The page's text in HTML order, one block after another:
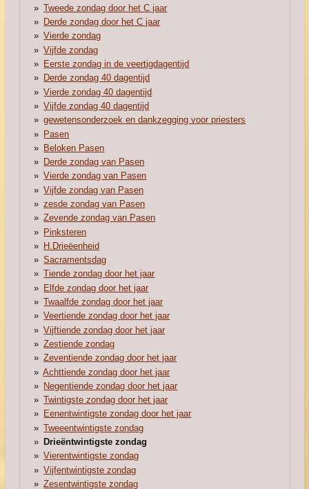
Tweede zondag door het C jaar
Derde zondag door het C jaar
Vierde zondag
Vijfde zondag
Eerste zondag in de veertigdagentijd
Derde zondag 40 dagentijd
Vierde zondag 40 dagentijd
Vijfde zondag 40 dagentijd
gewetensonderzoek en dankzegging voor priesters
Pasen
Beloken Pasen
Derde zondag van Pasen
Vierde zondag van Pasen
Vijfde zondag van Pasen
zesde zondag van Pasen
Zevende zondag van Pasen
Pinksteren
H.Drieëenheid
Sacramentsdag
Tiende zondag door het jaar
Elfde zondag door het jaar
Twaalfde zondag door het jaar
Veertiende zondag door het jaar
Vijftiende zondag door het jaar
Zestiende zondag
Zeventiende zondag door het jaar
Achttiende zondag door het jaar
Negentiende zondag door het jaar
Twintigste zondag door het jaar
Eenentwintigste zondag door het jaar
Tweeentwintigste zondag
Drieëntwintigste zondag
Vierentwintigste zondag
Vijfentwintigste zondag
Zesentwintigste zondag